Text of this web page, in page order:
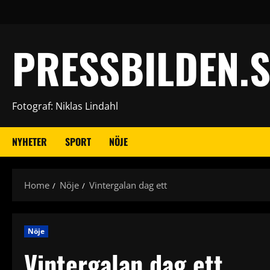
Fotograf: Niklas Lindahl
NYHETER SPORT NÖJE
Home Nöje Vintergalan dag ett
Nöje